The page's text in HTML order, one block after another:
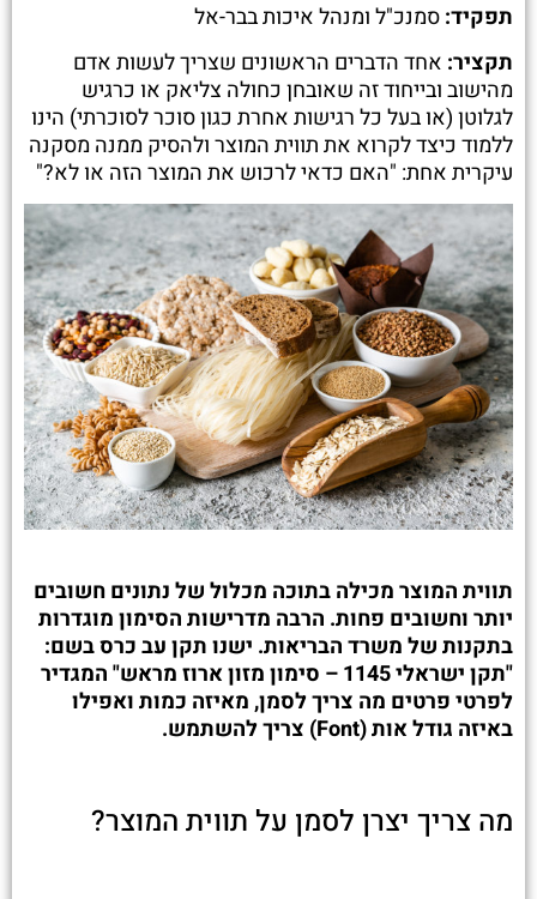
תפקיד:סמנכ"ל ומנהל איכות בבר-אל
תקציר: אחד הדברים הראשונים שצריך לעשות אדם
מהישוב ובייחוד זה שאובחן כחולה צליאק או כרגיש
לגלוטן (או בעל כל רגישות אחרת כגון סוכר לסוכרתי) הינו
ללמוד כיצד לקרוא את תווית המוצר ולהסיק ממנה מסקנה
עיקרית אחת: "האם כדאי לרכוש את המוצר הזה או לא?"
תווית המוצר מכילה בתוכה מכלול של נתונים חשובים
יותר וחשובים פחות. הרבה מדרישות הסימון מוגדרות
בתקנות של משרד הבריאות. ישנו תקן עב כרס בשם:
"תקן ישראלי 1145 – סימון מזון ארוז מראש" המגדיר
לפרטי פרטים מה צריך לסמן, מאיזה כמות ואפילו
באיזה גודל אות (Font) צריך להשתמש.
מה צריך יצרן לסמן על תווית המוצר?